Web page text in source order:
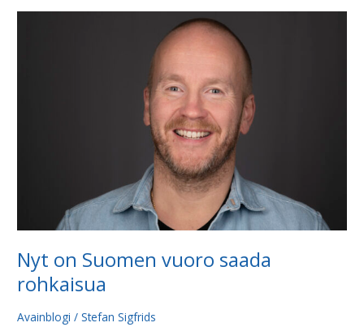
Nyt on Suomen vuoro saada
rohkaisua
Avainblogi /Stefan Sigfrids